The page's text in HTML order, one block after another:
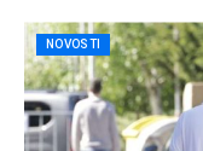
NOVOSTI